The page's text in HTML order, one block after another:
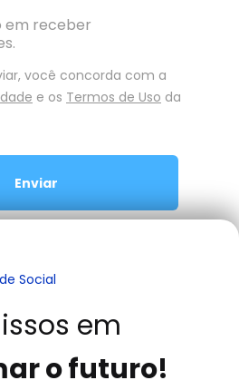
em receber
você concorda com a
e os Termos de Uso da
Enviar
Social
em
o futuro!